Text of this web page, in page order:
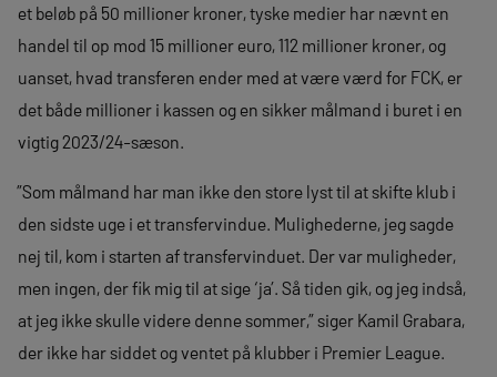
et beløb på 50 millioner kroner, tyske medier har nævnt en
handel til op mod 15 millioner euro, 112 millioner kroner, og
uanset, hvad transferen ender med at være værd for FCK, er
det både millioner i kassen og en sikker målmand i buret i en
vigtig 2023/24-sæson.
”Som målmand har man ikke den store lyst til at skifte klub i
den sidste uge i et transfervindue. Mulighederne, jeg sagde
nej til, kom i starten af transfervinduet. Der var muligheder,
men ingen, der fik mig til at sige ‘ja’. Så tiden gik, og jeg indså,
at jeg ikke skulle videre denne sommer,” siger Kamil Grabara,
der ikke har siddet og ventet på klubber i Premier League.